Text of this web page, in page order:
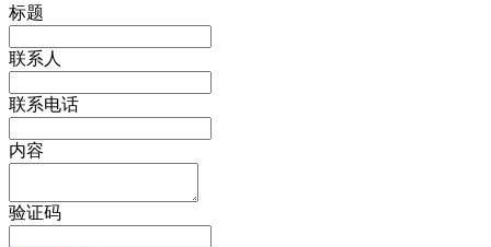
标题
联系人
联系电话
内容
验证码